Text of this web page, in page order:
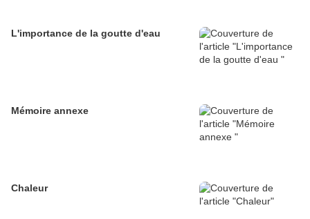
L'importance de la goutte d'eau
Mémoire annexe
Chaleur